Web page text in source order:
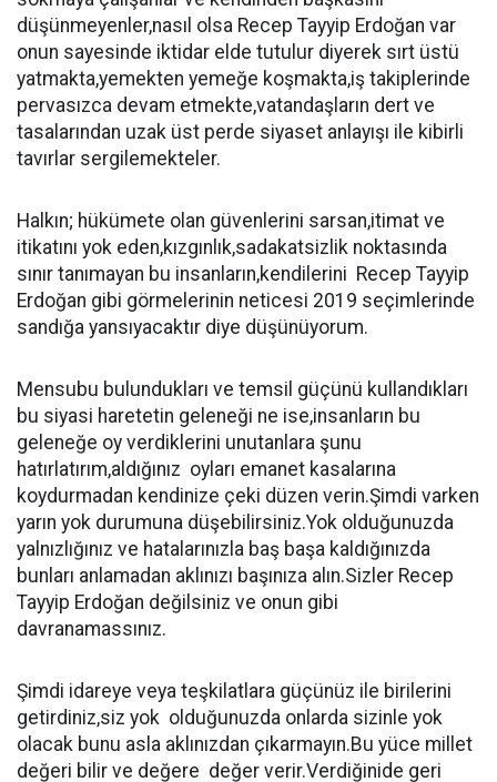
düşünmeyenler,nasıl olsa Recep Tayyip Erdoğan var
onun sayesinde iktidar elde tutulur diyerek sırt üstü
yatmakta,yemekten yemeğe koşmakta,iş takiplerinde
pervasızca devam etmekte,vatandaşların dert ve
tasalarından uzak üst perde siyaset anlayışı ile kibirli
tavırlar sergilemekteler.
Halkın; hükümete olan güvenlerini sarsan,itimat ve
itikatını yok eden,kızgınlık,sadakatsizlik noktasında
sınır tanımayan bu insanların,kendilerini Recep Tayyip
Erdoğan gibi görmelerinin neticesi 2019 seçimlerinde
sandığa yansıyacaktır diye düşünüyorum.
Mensubu bulundukları ve temsil güçünü kullandıkları
bu siyasi haretetin geleneği ne ise,insanların bu
geleneğe oy verdiklerini unutanlara şunu
hatırlatırım,aldığınız oyları emanet kasalarına
koydurmadan kendinize çeki düzen verin.Şimdi varken
yarın yok durumuna düşebilirsiniz.Yok olduğunuzda
yalnızlığınız ve hatalarınızla baş başa kaldığınızda
bunları anlamadan aklınızı başınıza alın.Sizler Recep
Tayyip Erdoğan değilsiniz ve onun gibi
davranamassınız.
Şimdi idareye veya teşkilatlara güçünüz ile birilerini
getirdiniz,siz yok olduğunuzda onlarda sizinle yok
olacak bunu asla aklınızdan çıkarmayın.Bu yüce millet
değeri bilir ve değere değer verir.Verdiğinide geri